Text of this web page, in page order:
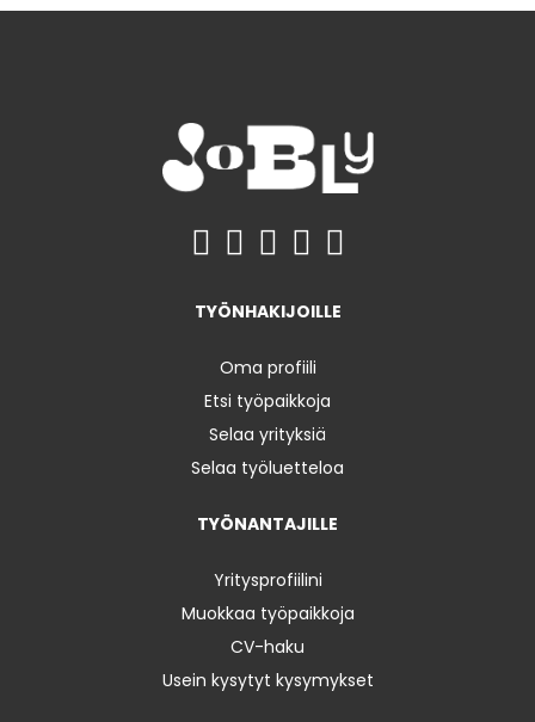
TYÖNHAKIJOILLE
Oma profiili
Etsi työpaikkoja
Selaa yrityksiä
Selaa työluetteloa
TYÖNANTAJILLE
Yritysprofiilini
Muokkaa työpaikkoja
CV-haku
Usein kysytyt kysymykset